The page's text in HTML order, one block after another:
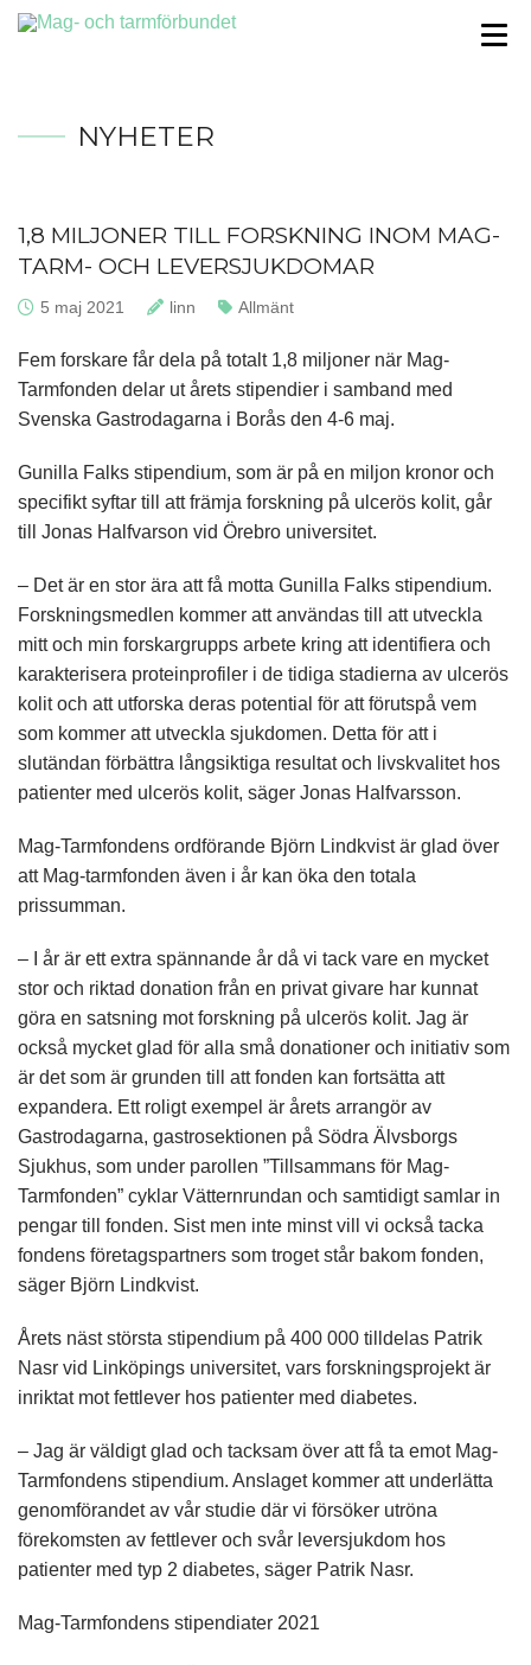
NYHETER
1,8 MILJONER TILL FORSKNING INOM MAG-
TARM- OCH LEVERSJUKDOMAR
Publicerat:
5 maj 2021 Skrivet av:
linn Kategorier:
Allmänt
Fem forskare får dela på totalt 1,8 miljoner när Mag-
Tarmfonden delar ut årets stipendier i samband med
Svenska Gastrodagarna i Borås den 4-6 maj.
Gunilla Falks stipendium, som är på en miljon kronor och
specifikt syftar till att främja forskning på ulcerös kolit, går
till Jonas Halfvarson vid Örebro universitet.
– Det är en stor ära att få motta Gunilla Falks stipendium.
Forskningsmedlen kommer att användas till att utveckla
mitt och min forskargrupps arbete kring att identifiera och
karakterisera proteinprofiler i de tidiga stadierna av ulcerös
kolit och att utforska deras potential för att förutspå vem
som kommer att utveckla sjukdomen. Detta för att i
slutändan förbättra långsiktiga resultat och livskvalitet hos
patienter med ulcerös kolit, säger Jonas Halfvarsson.
Mag-Tarmfondens ordförande Björn Lindkvist är glad över
att Mag-tarmfonden även i år kan öka den totala
prissumman.
– I år är ett extra spännande år då vi tack vare en mycket
stor och riktad donation från en privat givare har kunnat
göra en satsning mot forskning på ulcerös kolit. Jag är
också mycket glad för alla små donationer och initiativ som
är det som är grunden till att fonden kan fortsätta att
expandera. Ett roligt exempel är årets arrangör av
Gastrodagarna, gastrosektionen på Södra Älvsborgs
Sjukhus, som under parollen ”Tillsammans för Mag-
Tarmfonden” cyklar Vätternrundan och samtidigt samlar in
pengar till fonden. Sist men inte minst vill vi också tacka
fondens företagspartners som troget står bakom fonden,
säger Björn Lindkvist.
Årets näst största stipendium på 400 000 tilldelas Patrik
Nasr vid Linköpings universitet, vars forskningsprojekt är
inriktat mot fettlever hos patienter med diabetes.
– Jag är väldigt glad och tacksam över att få ta emot Mag-
Tarmfondens stipendium. Anslaget kommer att underlätta
genomförandet av vår studie där vi försöker utröna
förekomsten av fettlever och svår leversjukdom hos
patienter med typ 2 diabetes, säger Patrik Nasr.
Mag-Tarmfondens stipendiater 2021